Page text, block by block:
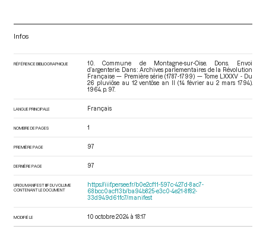
Infos
RÉFÉRENCE BIBLIOGRAPHIQUE
10. Commune de Montagne-sur-Oise. Dons. Envoi
d’argenterie. Dans : Archives parlementaires de la Révolution
Française — Première série (1787-1799) — Tome LXXXV - Du
26 pluviôse au 12 ventôse an II (14 février au 2 mars 1794).
1964. p. 97.
LANGUE PRINCIPALE Français
NOMBRE DE PAGES 1
PREMIÈRE PAGE 97
DERNIÈRE PAGE 97
URI DU MANIFEST IIIF DU VOLUME
CONTENANT LE DOCUMENT
https://iiif.persee.fr/b0e2cf11-597c-427d-8ac7-
68bcc0acf13b/ba94b825-e3c0-4e21-8f82-
33d949d61fc7/manifest
MODIFIÉ LE 10 octobre 2024 à 18:17